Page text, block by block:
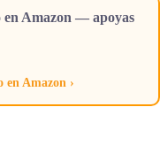
en Amazon — apoyas
en Amazon ›